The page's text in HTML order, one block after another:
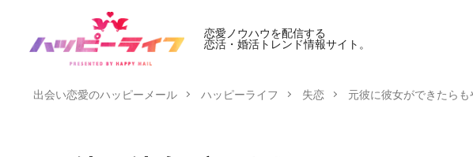
恋愛ノウハウを配信する
恋活・婚活トレンド情報サイト。
出会い恋愛のハッピーメール ハッピーライフ 失恋 元彼に彼女ができたら